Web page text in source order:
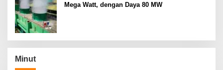
Mega Watt, dengan Daya 80 MW
Minut